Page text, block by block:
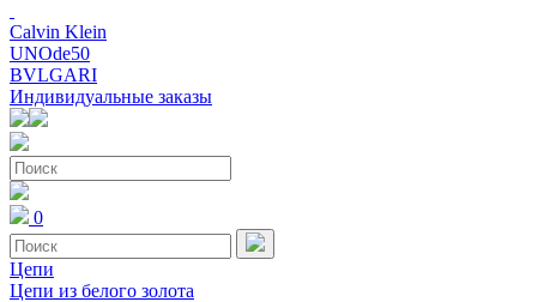
Calvin Klein
UNOde50
BVLGARI
Индивидуальные заказы
0
Цепи
Цепи из белого золота